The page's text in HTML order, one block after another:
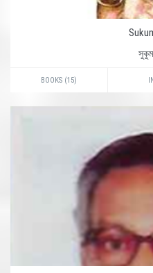
BOOKS (15)